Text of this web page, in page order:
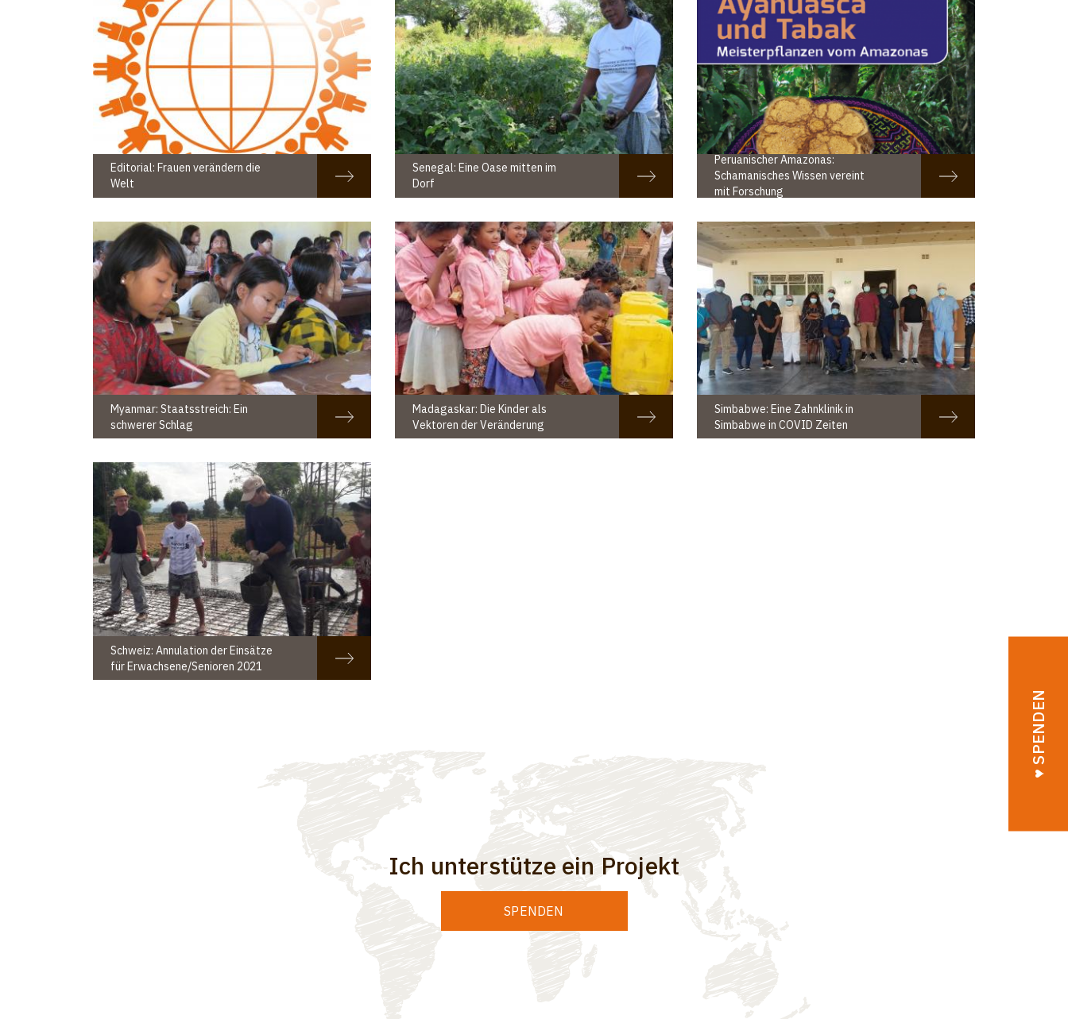
♥︎ SPENDEN
Editorial: Frauen verändern die
Welt
Senegal: Eine Oase mitten im
Dorf
Peruanischer Amazonas:
Schamanisches Wissen vereint
mit Forschung
Myanmar: Staatsstreich: Ein
schwerer Schlag
Madagaskar: Die Kinder als
Vektoren der Veränderung
Simbabwe: Eine Zahnklinik in
Simbabwe in COVID Zeiten
Schweiz: Annulation der Einsätze
für Erwachsene/Senioren 2021
Ich unterstütze ein Projekt
SPENDEN